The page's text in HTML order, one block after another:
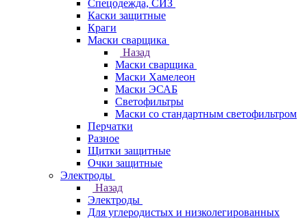
Спецодежда, СИЗ
Каски защитные
Краги
Маски сварщика
Назад
Маски сварщика
Маски Хамелеон
Маски ЭСАБ
Светофильтры
Маски со стандартным светофильтром
Перчатки
Разное
Щитки защитные
Очки защитные
Электроды
Назад
Электроды
Для углеродистых и низколегированных